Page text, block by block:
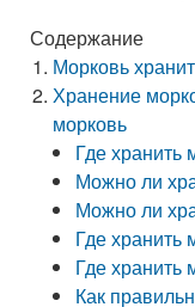
Содержание
Морковь
Хранение
морковь
Где хранить
Можно ли
Можно ли
Где хранить
Где хранить
Как